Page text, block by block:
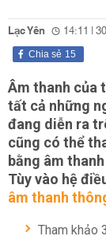
Lạc Yên 14:11 |
15
Chia sẻ
Âm thanh của
tất cả những
đang diễn ra
cũng có thể
bằng âm
Tùy vào hệ
âm thanh
Tham khảo